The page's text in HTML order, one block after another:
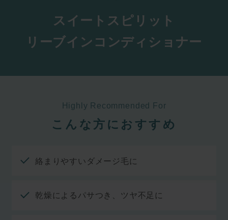
スイートスピリット
リーブインコンディショナー
Highly Recommended For
こんな方におすすめ
絡まりやすいダメージ毛に
乾燥によるパサつき、ツヤ不足に